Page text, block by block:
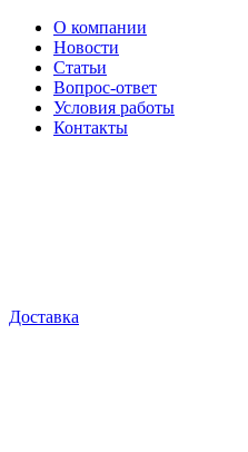
О компании
Новости
Статьи
Вопрос-ответ
Условия работы
Контакты
Доставка